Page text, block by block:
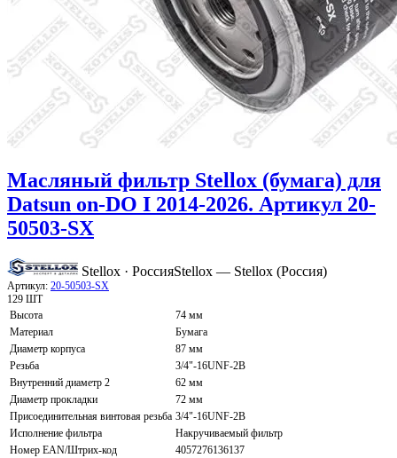
Масляный фильтр Stellox (бумага) для
Datsun on-DO I 2014-2026. Артикул 20-
50503-SX
Stellox · РоссияStellox — Stellox (Россия)
Артикул: 20-50503-SX
129 ШТ
Высота
74 мм
Материал
Бумага
Диаметр корпуса
87 мм
Резьба
3/4"-16UNF-2B
Внутренний диаметр 2
62 мм
Диаметр прокладки
72 мм
Присоединительная винтовая резьба 3/4"-16UNF-2B
Исполнение фильтра
Накручиваемый фильтр
Номер EAN/Штрих-код
4057276136137